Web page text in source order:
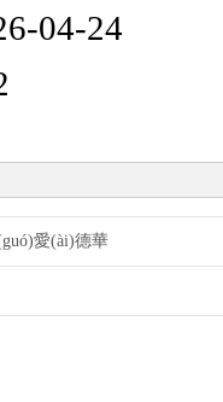
04-24
愛(ài)德華